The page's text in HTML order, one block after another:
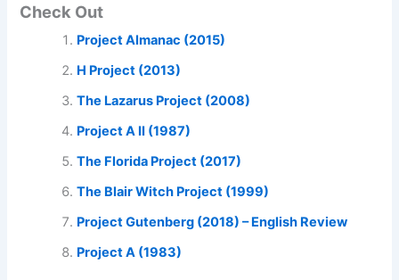
Check Out
Project Almanac (2015)
H Project (2013)
The Lazarus Project (2008)
Project A II (1987)
The Florida Project (2017)
The Blair Witch Project (1999)
Project Gutenberg (2018) – English Review
Project A (1983)